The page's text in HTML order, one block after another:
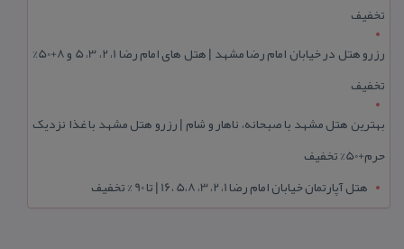
تخفیف
رزرو هتل در خیابان امام رضا مشهد | هتل‌ های امام رضا 1، 2، 3، 5 و 8+50%
تخفیف
بهترین هتل مشهد با صبحانه، ناهار و شام | رزرو هتل مشهد با غذا نزدیک
حرم+50% تخفیف
هتل آپارتمان خیابان امام رضا 1، 2، 3، 5،8 ،16 | تا 90 % تخفیف